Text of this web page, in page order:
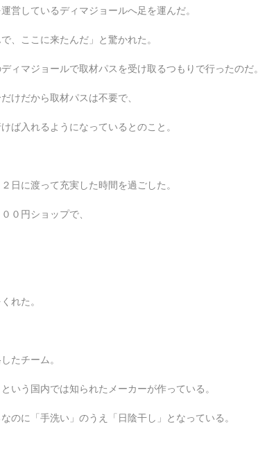
営しているディマジョールへ足を運んだ。
、ここに来たんだ」と驚かれた。
ィマジョールで取材パスを受け取るつもりで行ったのだ。
けだから取材パスは不要で、
ば入れるようになっているとのこと。
日に渡って充実した時間を過ごした。
０円ショップで、
れた。
たチーム。
いう国内では知られたメーカーが作っている。
のに「手洗い」のうえ「日陰干し」となっている。